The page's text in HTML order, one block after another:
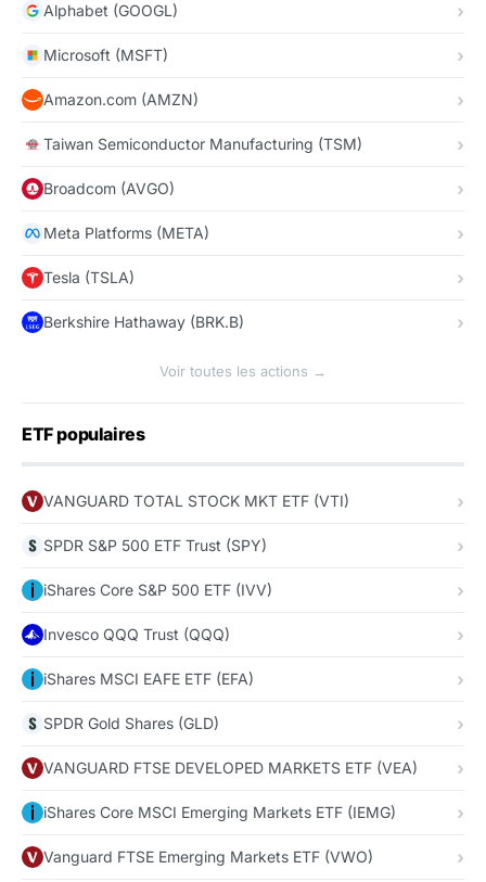
Alphabet (GOOGL)
Microsoft (MSFT)
Amazon.com (AMZN)
Taiwan Semiconductor Manufacturing (TSM)
Broadcom (AVGO)
Meta Platforms (META)
Tesla (TSLA)
Berkshire Hathaway (BRK.B)
Voir toutes les actions →
ETF populaires
VANGUARD TOTAL STOCK MKT ETF (VTI)
SPDR S&P 500 ETF Trust (SPY)
iShares Core S&P 500 ETF (IVV)
Invesco QQQ Trust (QQQ)
iShares MSCI EAFE ETF (EFA)
SPDR Gold Shares (GLD)
VANGUARD FTSE DEVELOPED MARKETS ETF (VEA)
iShares Core MSCI Emerging Markets ETF (IEMG)
Vanguard FTSE Emerging Markets ETF (VWO)